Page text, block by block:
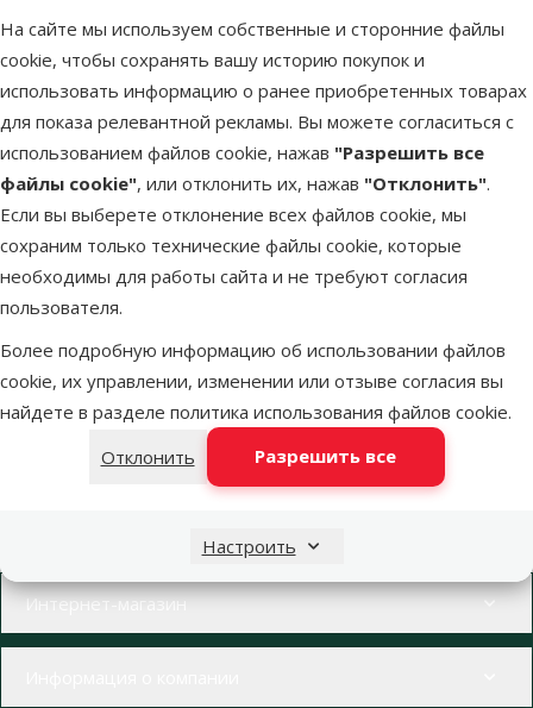
На сайте мы используем собственные и сторонние файлы
cookie, чтобы сохранять вашу историю покупок и
использовать информацию о ранее приобретенных товарах
для показа релевантной рекламы. Вы можете согласиться с
использованием файлов cookie, нажав "Разрешить все
файлы cookie", или отклонить их, нажав "Отклонить".
Если вы выберете отклонение всех файлов cookie, мы
сохраним только технические файлы cookie, которые
необходимы для работы сайта и не требуют согласия
пользователя.
Более подробную информацию об использовании файлов
cookie, их управлении, изменении или отзыве согласия вы
найдете в разделе политика использования файлов cookie.
Отклонить
Разрешить все
Настроить
Недоступно
Более 40 магазинов в Латвии
Наши специалисты всегда готовы помочь. Все для
Напиши нам
eveikals@dinozoo.lv
Звони – 26 100 502
Пн.–Пт. 9:00 – 17:00
Меню в футере
Интернет-магазин